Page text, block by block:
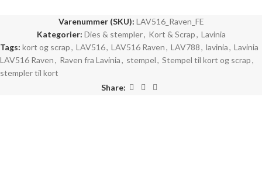
Varenummer (SKU): LAV516_Raven_FE
Kategorier: Dies & stempler, Kort & Scrap, Lavinia
Tags: kort og scrap, LAV516, LAV516 Raven, LAV788, lavinia, Lavinia
LAV516 Raven, Raven fra Lavinia, stempel, Stempel til kort og scrap,
stempler til kort
Share: